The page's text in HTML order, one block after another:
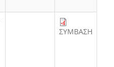
ΣΥΜΒΑΣΗ